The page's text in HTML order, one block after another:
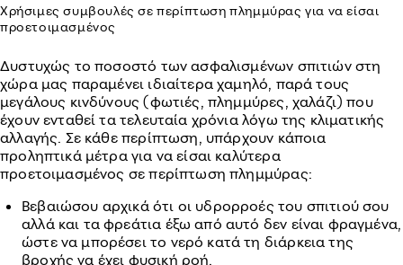
Χρήσιμες συμβουλές σε περίπτωση πλημμύρας για να είσαι
προετοιμασμένος
Δυστυχώς το ποσοστό των ασφαλισμένων σπιτιών στη
χώρα μας παραμένει ιδιαίτερα χαμηλό, παρά τους
μεγάλους κινδύνους (φωτιές, πλημμύρες, χαλάζι) που
έχουν ενταθεί τα τελευταία χρόνια λόγω της κλιματικής
αλλαγής. Σε κάθε περίπτωση, υπάρχουν κάποια
προληπτικά μέτρα για να είσαι καλύτερα
προετοιμασμένος σε περίπτωση πλημμύρας:
Βεβαιώσου αρχικά ότι οι υδρορροές του σπιτιού σου
αλλά και τα φρεάτια έξω από αυτό δεν είναι φραγμένα,
ώστε να μπορέσει το νερό κατά τη διάρκεια της
βροχής να έχει φυσική ροή.